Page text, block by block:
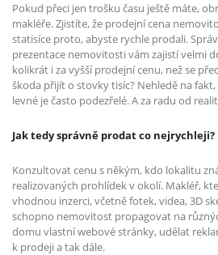
Pokud přeci jen trošku času ještě máte,
makléře. Zjistíte, že prodejní cena
statisíce proto, abyste rychle prodali.
prezentace nemovitosti vám zajistí velmi
kolikrát i za vyšší prodejní cenu, než se
škoda přijít o stovky tisíc? Nehledě na
levné je často podezřelé. A za radu od
Jak tedy správně prodat co nejrychleji?
Konzultovat cenu s někým, kdo lokalitu
realizovaných prohlídek v okolí. Makléř,
vhodnou inzerci, včetně fotek, videa, 3D
schopno nemovitost propagovat na
domu vlastní webové stránky, udělat
k prodeji a tak dále.